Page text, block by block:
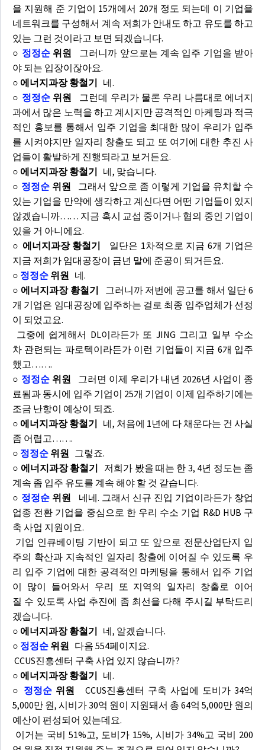
을 지원해 준 기업이 15개에서 20개 정도 되는데 이 기업을
네트워크를 구성해서 계속 저희가 안내도 하고 유도를 하고
있는 그런 것이라고 보면 되겠습니다.
○ 정정순위원
그러니까 앞으로는 계속 입주 기업을 받아
야 되는 입장이잖아요.
○ 에너지과장 황철기 네.
○ 정정순위원
그런데 우리가 물론 우리 나름대로 에너지
과에서 많은 노력을 하고 계시지만 공격적인 마케팅과 적극
적인 홍보를 통해서 입주 기업을 최대한 많이 우리가 입주
를 시켜야지만 일자리 창출도 되고 또 여기에 대한 추진 사
업들이 활발하게 진행되라고 보거든요.
○ 에너지과장 황철기 네, 맞습니다.
○ 정정순 위원 그래서 앞으로 좀 이렇게 기업을 유치할 수
있는 기업을 만약에 생각하고 계신다면 어떤 기업들이 있지
않겠습니까…… 지금 혹시 교섭 중이거나 협의 중인 기업이
있을 거 아니에요.
○ 에너지과장 황철기
일단은 1차적으로 지금 6개 기업은
지금 저희가 임대공장이 금년 말에 준공이 되거든요.
○ 정정순 위원 네.
○ 에너지과장 황철기 그러니까 저번에 공고를 해서 일단 6
개 기업은 임대공장에 입주하는 걸로 최종 입주업체가 선정
이 되었고요.
그중에 쉽게해서 DL이라든가 또 JING 그리고 일부 수소
차 관련되는 파로텍이라든가 이런 기업들이 지금 6개 입주
했고…….
○ 정정순 위원 그러면 이제 우리가 내년 2026년 사업이 종
료됨과 동시에 입주 기업이 25개 기업이 이제 입주하기에는
조금 난항이 예상이 되죠.
○ 에너지과장 황철기 네, 처음에 1년에 다 채운다는 건 사실
좀 어렵고…….
○ 정정순 위원 그렇죠.
○ 에너지과장 황철기
저희가 봤을 때는 한 3, 4년 정도는 좀
계속 좀 입주 유도를 계속 해야 할 것 같습니다.
○ 정정순 위원
네네. 그래서 신규 진입 기업이라든가 창업
업종 전환 기업을 중심으로 한 우리 수소 기업 R&D HUB 구
축 사업 지원이요.
기업 인큐베이팅 기반이 되고 또 앞으로 전문산업단지 입
주의 확산과 지속적인 일자리 창출에 이어질 수 있도록 우
리 입주 기업에 대한 공격적인 마케팅을 통해서 입주 기업
이 많이 들어와서 우리 또 지역의 일자리 창출로 이어
질 수 있도록 사업 추진에 좀 최선을 다해 주시길 부탁드리
겠습니다.
○ 에너지과장 황철기 네, 알겠습니다.
○ 정정순 위원 다음 554페이지요.
CCUS진흥센터 구축 사업 있지 않습니까?
○ 에너지과장 황철기 네.
○ 정정순 위원 CCUS진흥센터 구축 사업에 도비가 34억
5,000만 원, 시비가 30억 원이 지원돼서 총 64억 5,000만 원의
예산이 편성되어 있는데요.
이거는 국비 51%고, 도비가 15%, 시비가 34%고 국비 200